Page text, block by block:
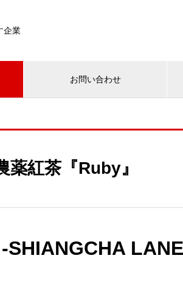
企業
お問い合わせ
薬紅茶『Ruby』
SHIANGCHA